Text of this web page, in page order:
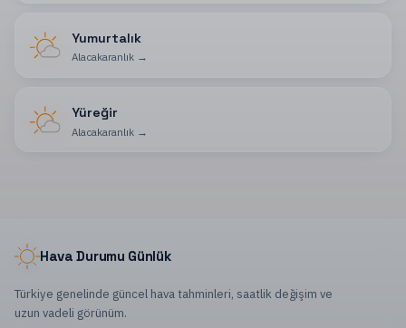
Yumurtalık
Alacakaranlık→
Yüreğir
Alacakaranlık→
Hava Durumu Günlük
Türkiye genelinde güncel hava tahminleri, saatlik değişim ve
uzun vadeli görünüm.